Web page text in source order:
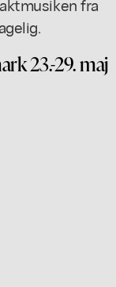
23.-29. maj